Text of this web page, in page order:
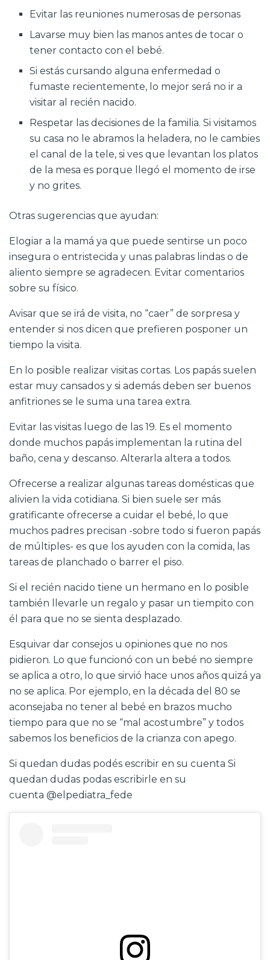
Evitar las reuniones numerosas de personas
Lavarse muy bien las manos antes de tocar o
tener contacto con el bebé.
Si estás cursando alguna enfermedad o
fumaste recientemente, lo mejor será no ir a
visitar al recién nacido.
Respetar las decisiones de la familia. Si visitamos
su casa no le abramos la heladera, no le cambies
el canal de la tele, si ves que levantan los platos
de la mesa es porque llegó el momento de irse
y no grites.
Otras sugerencias que ayudan:
Elogiar a la mamá ya que puede sentirse un poco
insegura o entristecida y unas palabras lindas o de
aliento siempre se agradecen. Evitar comentarios
sobre su físico.
Avisar que se irá de visita, no “caer” de sorpresa y
entender si nos dicen que prefieren posponer un
tiempo la visita.
En lo posible realizar visitas cortas. Los papás suelen
estar muy cansados y si además deben ser buenos
anfitriones se le suma una tarea extra.
Evitar las visitas luego de las 19. Es el momento
donde muchos papás implementan la rutina del
baño, cena y descanso. Alterarla altera a todos.
Ofrecerse a realizar algunas tareas domésticas que
alivien la vida cotidiana. Si bien suele ser más
gratificante ofrecerse a cuidar el bebé, lo que
muchos padres precisan -sobre todo si fueron papás
de múltiples- es que los ayuden con la comida, las
tareas de planchado o barrer el piso.
Si el recién nacido tiene un hermano en lo posible
también llevarle un regalo y pasar un tiempito con
él para que no se sienta desplazado.
Esquivar dar consejos u opiniones que no nos
pidieron. Lo que funcionó con un bebé no siempre
se aplica a otro, lo que sirvió hace unos años quizá ya
no se aplica. Por ejemplo, en la década del 80 se
aconsejaba no tener al bebé en brazos mucho
tiempo para que no se “mal acostumbre” y todos
sabemos los beneficios de la crianza con apego.
Si quedan dudas podés escribir en su cuenta Si
quedan dudas podas escribirle en su
cuenta @elpediatra_fede